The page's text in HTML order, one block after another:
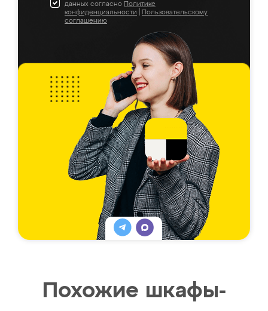
данных согласно Политике
конфиденциальности
Пользовательскому
соглашению
Похожие шкафы-